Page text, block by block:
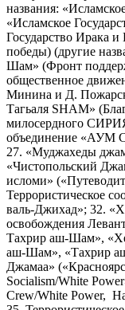
названия:
«Исламское
Государство Ирака
победы) (другие
Шам» (Фронт
общественное
Минина и Д.
Тагьаля SHAM»
милосердного
объединение «АУМ
27. «Муджахеды
«Чистопольский
исломи»
Террористическое
валь-Джихад»; 32.
освобождения
Тахрир аш-Шам»,
аш-Шам», «Тахрир
Джамаа»
Socialism/White
Crew/White Power,